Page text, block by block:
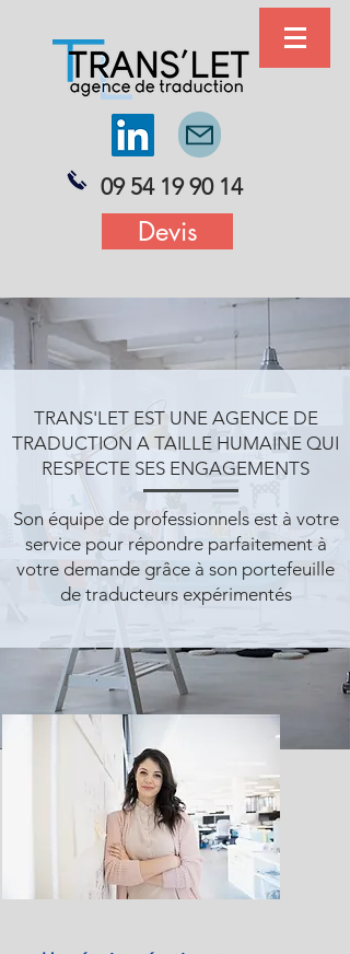
09 54 19 90 14
Devis
TRANS'LET EST UNE AGENCE DE
TRADUCTION A TAILLE HUMAINE QUI
RESPECTE SES ENGAGEMENTS
Son équipe de professionnels est à votre
service pour répondre parfaitement à
votre demande grâce à son portefeuille
de traducteurs expérimentés